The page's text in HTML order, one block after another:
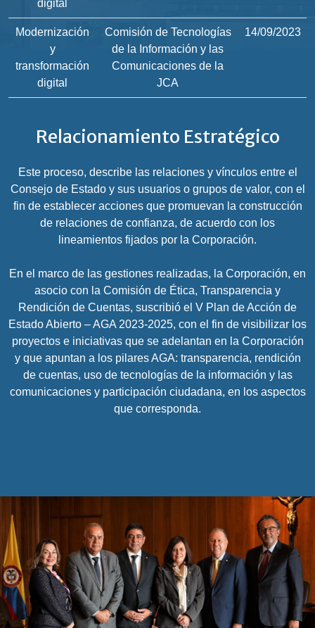
digital
Modernización
y
transformación
digital
Comisión de Tecnologías
de la Información y las
Comunicaciones de la
JCA
14/09/2023
Relacionamiento Estratégico
Este proceso, describe las relaciones y vínculos entre el
Consejo de Estado y sus usuarios o grupos de valor, con el
fin de establecer acciones que promuevan la construcción
de relaciones de confianza, de acuerdo con los
lineamientos fijados por la Corporación.
En el marco de las gestiones realizadas, la Corporación, en
asocio con la Comisión de Ética, Transparencia y
Rendición de Cuentas, suscribió el V Plan de Acción de
Estado Abierto – AGA 2023-2025, con el fin de visibilizar los
proyectos e iniciativas que se adelantan en la Corporación
y que apuntan a los pilares AGA: transparencia, rendición
de cuentas, uso de tecnologías de la información y las
comunicaciones y participación ciudadana, en los aspectos
que corresponda.